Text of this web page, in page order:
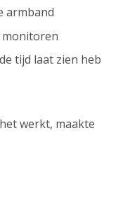
armband
monitoren
tijd laat zien heb
werkt, maakte